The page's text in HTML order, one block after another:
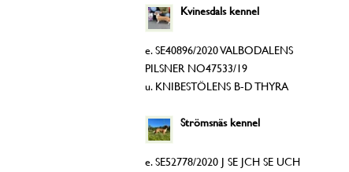
Kvinesdals kennel
e. SE40896/2020 VALBODALENS
PILSNER NO47533/19
u. KNIBESTÖLENS B-D THYRA
Strömsnäs kennel
e. SE52778/2020 J SE JCH SE UCH